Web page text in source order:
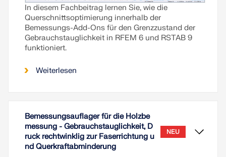
In diesem Fachbeitrag lernen Sie, wie die
Querschnittsoptimierung innerhalb der
Bemessungs-Add-Ons für den Grenzzustand der
Gebrauchstauglichkeit in RFEM 6 und RSTAB 9
funktioniert.
Weiterlesen
Bemessungsauflager für die Holzbe
messung - Gebrauchstauglichkeit, D
ruck rechtwinklig zur Faserrichtung u
nd Querkraftabminderung
NEU